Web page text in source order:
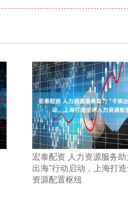
宏泰配资 人力资源服务助
出海”行动启动，上海打
资源配置枢纽